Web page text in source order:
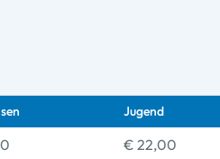
Jugend
€ 22,00